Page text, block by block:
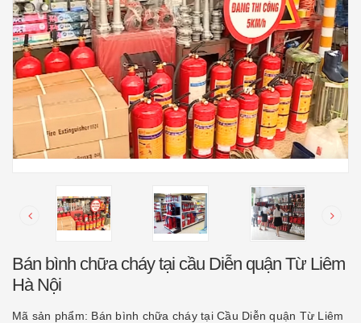
Bán bình chữa cháy tại cầu Diễn quận Từ Liêm
Hà Nội
Mã sản phẩm: Bán bình chữa cháy tại Cầu Diễn quận Từ Liêm